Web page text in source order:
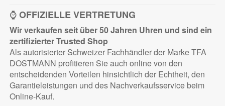
⌚OFFIZIELLE VERTRETUNG
Wir verkaufen seit über 50 Jahren Uhren und sind ein
zertifizierterTrusted Shop
Als autorisierter Schweizer Fachhändler der Marke TFA
DOSTMANN profitieren Sie auch online von den
entscheidenden Vorteilen hinsichtlich der Echtheit, den
Garantieleistungen und des Nachverkaufsservice beim
Online-Kauf.